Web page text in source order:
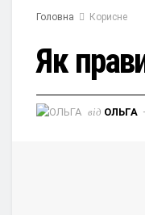
Головна Корисне
Як
від ОЛЬГА